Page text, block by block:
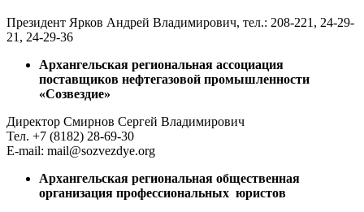
Президент Ярков Андрей Владимирович, тел.: 208-221, 24-29-
21, 24-29-36
Архангельская региональная ассоциация
поставщиков нефтегазовой промышленности
«Созвездие»
Директор Смирнов Сергей Владимирович
Тел. +7 (8182) 28-69-30
E-mail: mail@sozvezdye.org
Архангельская региональная общественная
организация профессиональных юристов